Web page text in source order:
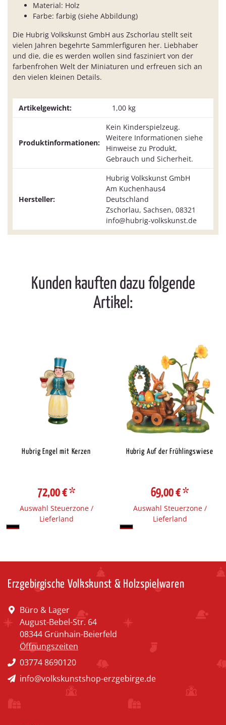
Material: Holz
Farbe: farbig (siehe Abbildung)
Die Hubrig Volkskunst GmbH aus Zschorlau stellt seit
vielen Jahren begehrte Sammlerfiguren her. Liebhaber
und die, die es werden wollen sind fasziniert von der
farbenfrohen Welt der Miniaturen und erfreuen sich an
den vielen kleinen Details.
Artikelgewicht: 1,00 kg
Produktinformationen:
Kein Kinderspielzeug.
Weitere Informationen siehe
Hinweise zu Produkt,
Gebrauch und Sicherheit.
Hersteller:
Hubrig Volkskunst GmbH
Am Kuchenhaus4
Deutschland
Zschorlau, Sachsen, 08321
info@hubrig-volkskunst.de
Kunden kauften dazu folgende
Artikel:
Hubrig Engel mit Kerzen
72,00 €*
Auswahl Steuerzone /
Lieferland
Hubrig Auf der Frühlingswiese
69,00 €*
Auswahl Steuerzone /
Lieferland
Erzgebirgische Volkskunst & Holzspielwaren
Büro & Lager
August-Bebel-Str. 64
08344 Grünhain-Beierfeld
Öffnungszeiten
03774 8690120
info@volkskunstshop-erzgebirge.de